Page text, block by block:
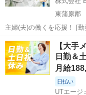
東蒲原郡
主婦(夫)の働くを応援！ [勤務日数]： 週5日~5日 08:30~17:15 [勤務
地・最寄駅]： 新潟県東蒲
新潟 東蒲原郡 仕分
【大手
日勤＆
月給
日払い
UTエージ